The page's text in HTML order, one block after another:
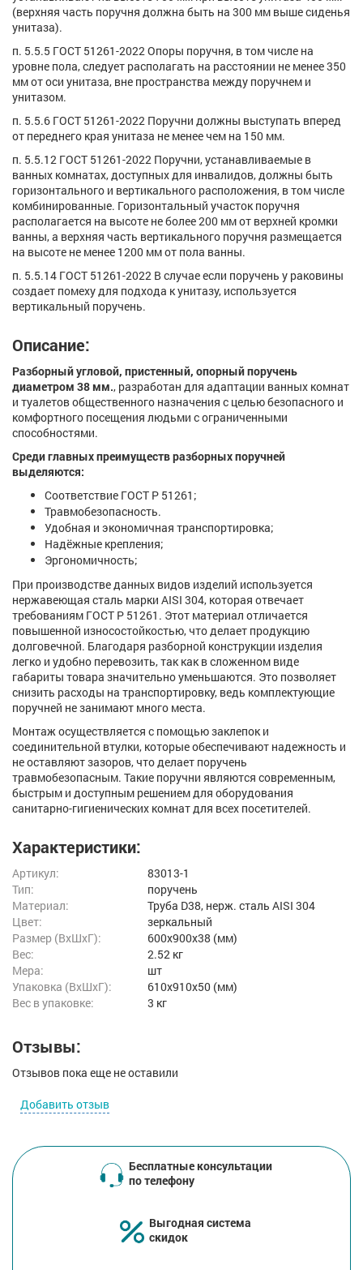
(верхняя часть поручня должна быть на 300 мм выше сиденья
унитаза).
п. 5.5.5 ГОСТ 51261-2022 Опоры поручня, в том числе на
уровне пола, следует располагать на расстоянии не менее 350
мм от оси унитаза, вне пространства между поручнем и
унитазом.
п. 5.5.6 ГОСТ 51261-2022 Поручни должны выступать вперед
от переднего края унитаза не менее чем на 150 мм.
п. 5.5.12 ГОСТ 51261-2022 Поручни, устанавливаемые в
ванных комнатах, доступных для инвалидов, должны быть
горизонтального и вертикального расположения, в том числе
комбинированные. Горизонтальный участок поручня
располагается на высоте не более 200 мм от верхней кромки
ванны, а верхняя часть вертикального поручня размещается
на высоте не менее 1200 мм от пола ванны.
п. 5.5.14 ГОСТ 51261-2022 В случае если поручень у раковины
создает помеху для подхода к унитазу, используется
вертикальный поручень.
Описание:
Разборный угловой, пристенный, опорный поручень
диаметром 38 мм., разработан для адаптации ванных комнат
и туалетов общественного назначения с целью безопасного и
комфортного посещения людьми с ограниченными
способностями.
Среди главных преимуществ разборных поручней
выделяются:
Соответствие ГОСТ Р 51261;
Травмобезопасность.
Удобная и экономичная транспортировка;
Надёжные крепления;
Эргономичность;
При производстве данных видов изделий используется
нержавеющая сталь марки AISI 304, которая отвечает
требованиям ГОСТ Р 51261. Этот материал отличается
повышенной износостойкостью, что делает продукцию
долговечной. Благодаря разборной конструкции изделия
легко и удобно перевозить, так как в сложенном виде
габариты товара значительно уменьшаются. Это позволяет
снизить расходы на транспортировку, ведь комплектующие
поручней не занимают много места.
Монтаж осуществляется с помощью заклепок и
соединительной втулки, которые обеспечивают надежность и
не оставляют зазоров, что делает поручень
травмобезопасным. Такие поручни являются современным,
быстрым и доступным решением для оборудования
санитарно-гигиенических комнат для всех посетителей.
Характеристики:
Артикул:
83013-1
Тип:
поручень
Материал:
Труба D38, нерж. cталь AISI 304
Цвет:
зеркальный
Размер (ВxШxГ):
600x900x38 (мм)
Вес:
2.52 кг
Мера:
шт
Упаковка (ВхШхГ):
610x910x50 (мм)
Вес в упаковке:
3 кг
Отзывы:
Отзывов пока еще не оставили
Добавить отзыв
Бесплатные консультации
по телефону
Выгодная система
скидок